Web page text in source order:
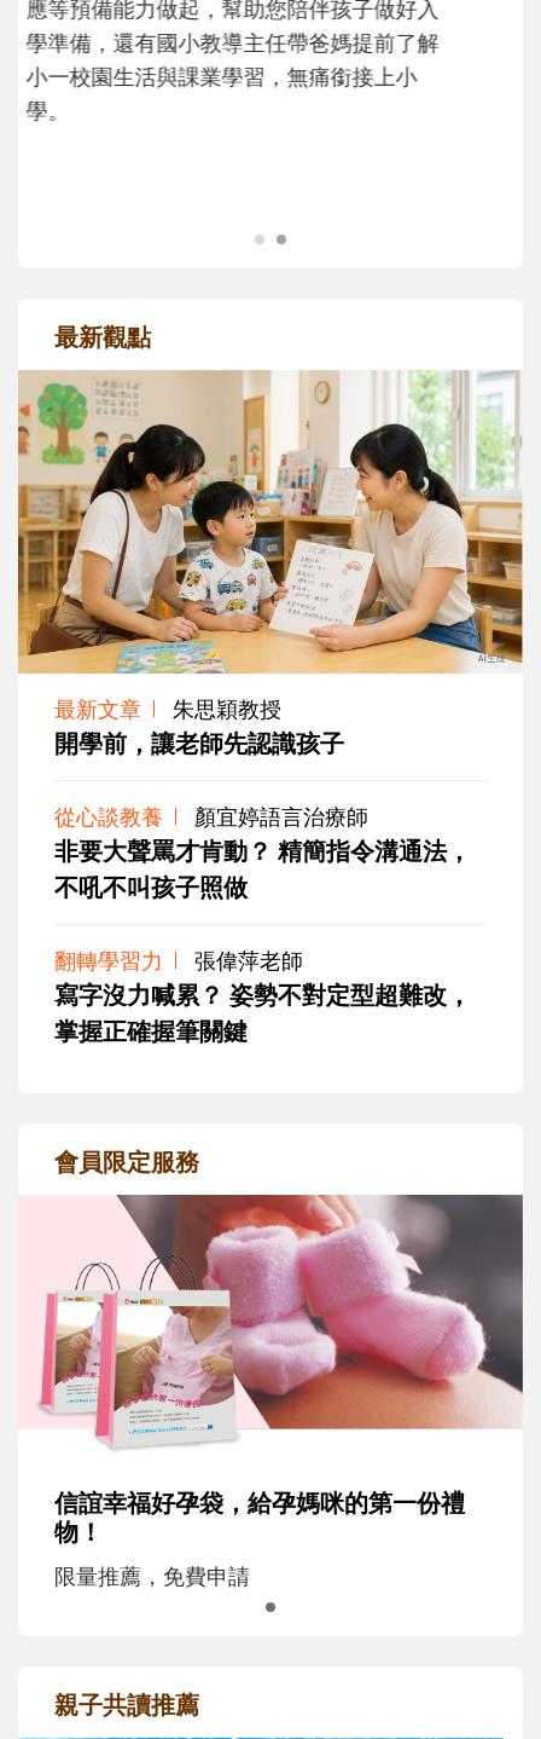
大。從給予安全感的肢體遊戲，到獨立自
主、角色認同及解決問題的能力養成。爸爸
最新觀點
最新文章 朱思穎教授
開學前，讓老師先認識孩子
從心談教養 顏宜婷語言治療師
非要大聲罵才肯動？ 精簡指令溝通法，
不吼不叫孩子照做
翻轉學習力 張偉萍老師
寫字沒力喊累？ 姿勢不對定型超難改，
掌握正確握筆關鍵
會員限定服務
信誼幸福好孕袋，給孕媽咪的第一份禮
物！
限量推薦，免費申請
親子共讀推薦